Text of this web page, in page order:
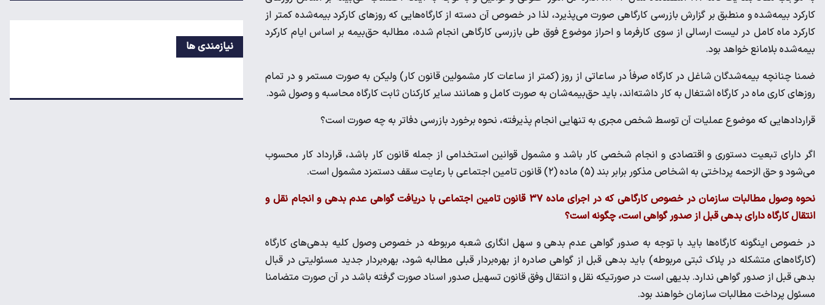
کارکرد بیمه‌شده و منطبق بر گزارش بازرسی کارگاهی صورت می‌پذیرد، لذا در خصوص آن دسته از کارگاه‌هایی که روزهای کارکرد بیمه‌شده کمتر از
کارکرد ماه کامل در لیست ارسالی از سوی کارفرما و احراز موضوع فوق طی بازرسی کارگاهی انجام شده، مطالبه حق‌بیمه بر اساس ایام کارکرد
بیمه‌شده بلامانع خواهد بود.
ضمنا چنانچه بیمه‌شدگان شاغل در کارگاه صرفاً در ساعاتی از روز (کمتر از ساعات کار مشمولین قانون کار) ولیکن به صورت مستمر و در تمام
روزهای کاری ماه در کارگاه اشتغال به کار داشته‌اند، باید حق‌بیمه‌شان به صورت کامل و همانند سایر کارکنان ثابت کارگاه محاسبه و وصول شود.
قراردادهایی که موضوع عملیات آن توسط شخص مجری به تنهایی انجام پذیرفته، نحوه برخورد بازرسی دفاتر به چه صورت است؟
اگر دارای تبعیت دستوری و اقتصادی و انجام شخصی کار باشد و مشمول قوانین استخدامی از جمله قانون کار باشد، قرارداد کار محسوب
می‌شود و حق الزحمه پرداختی به اشخاص مذکور برابر بند (۵) ماده (۲) قانون تامین اجتماعی با رعایت سقف دستمزد مشمول است.
نحوه وصول مطالبات سازمان در خصوص کارگاهی که در اجرای ماده ۳۷ قانون تامین اجتماعی با دریافت گواهی عدم بدهی و انجام نقل و
انتقال کارگاه دارای بدهی قبل از صدور گواهی است، چگونه است؟
در خصوص اینگونه کارگاه‌ها باید با توجه به صدور گواهی عدم بدهی و سهل انگاری شعبه مربوطه در خصوص وصول کلیه بدهی‌های کارگاه
(کارگاه‌های متشکله در پلاک ثبتی مربوطه) باید بدهی قبل از گواهی صادره از بهره‌بردار قبلی مطالبه شود، بهره‌بردار جدید مسئولیتی در قبال
بدهی قبل از صدور گواهی ندارد. بدیهی است در صورتیکه نقل و انتقال وفق قانون تسهیل صدور اسناد صورت گرفته باشد در آن صورت متضامنا
مسئول پرداخت مطالبات سازمان خواهند بود.
نیازمندی ها